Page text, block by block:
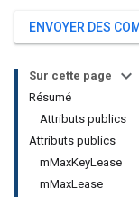
ENVOYER DES
Sur cette page
Résumé
Attributs publics
Attributs publics
mMaxKeyLease
mMaxLease